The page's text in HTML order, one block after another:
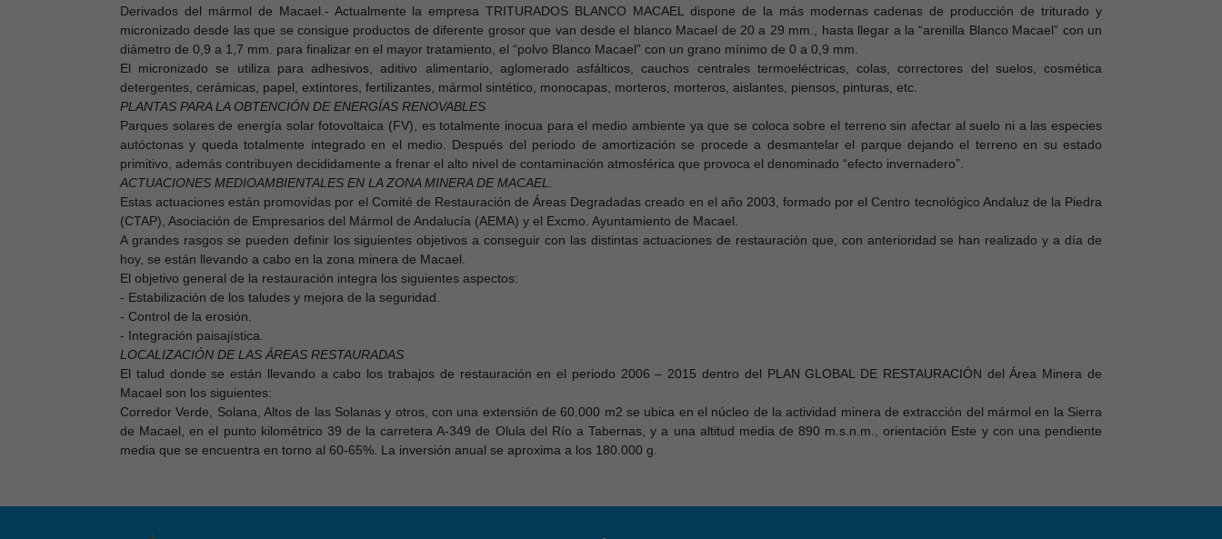
Derivados del mármol de Macael.- Actualmente la empresa TRITURADOS BLANCO MACAEL dispone de la más modernas cadenas de producción de triturado y
micronizado desde las que se consigue productos de diferente grosor que van desde el blanco Macael de 20 a 29 mm., hasta llegar a la “arenilla Blanco Macael” con un
diámetro de 0,9 a 1,7 mm. para finalizar en el mayor tratamiento, el “polvo Blanco Macael” con un grano mínimo de 0 a 0,9 mm.
El micronizado se utiliza para adhesivos, aditivo alimentario, aglomerado asfálticos, cauchos centrales termoeléctricas, colas, correctores del suelos, cosmética
detergentes, cerámicas, papel, extintores, fertilizantes, mármol sintético, monocapas, morteros, morteros, aislantes, piensos, pinturas, etc.
PLANTAS PARA LA OBTENCIÓN DE ENERGÍAS RENOVABLES
Parques solares de energía solar fotovoltaica (FV), es totalmente inocua para el medio ambiente ya que se coloca sobre el terreno sin afectar al suelo ni a las especies
autóctonas y queda totalmente integrado en el medio. Después del periodo de amortización se procede a desmantelar el parque dejando el terreno en su estado
primitivo, además contribuyen decididamente a frenar el alto nivel de contaminación atmosférica que provoca el denominado “efecto invernadero”.
ACTUACIONES MEDIOAMBIENTALES EN LA ZONA MINERA DE MACAEL.
Estas actuaciones están promovidas por el Comité de Restauración de Áreas Degradadas creado en el año 2003, formado por el Centro tecnológico Andaluz de la Piedra
(CTAP), Asociación de Empresarios del Mármol de Andalucía (AEMA) y el Excmo. Ayuntamiento de Macael.
A grandes rasgos se pueden definir los siguientes objetivos a conseguir con las distintas actuaciones de restauración que, con anterioridad se han realizado y a día de
hoy, se están llevando a cabo en la zona minera de Macael.
El objetivo general de la restauración integra los siguientes aspectos:
- Estabilización de los taludes y mejora de la seguridad.
- Control de la erosión.
- Integración paisajística.
LOCALIZACIÓN DE LAS ÁREAS RESTAURADAS
El talud donde se están llevando a cabo los trabajos de restauración en el periodo 2006 – 2015 dentro del PLAN GLOBAL DE RESTAURACIÓN del Área Minera de
Macael son los siguientes:
Corredor Verde, Solana, Altos de las Solanas y otros, con una extensión de 60.000 m2 se ubica en el núcleo de la actividad minera de extracción del mármol en la Sierra
de Macael, en el punto kilométrico 39 de la carretera A-349 de Olula del Río a Tabernas, y a una altitud media de 890 m.s.n.m., orientación Este y con una pendiente
media que se encuentra en torno al 60-65%. La inversión anual se aproxima a los 180.000 g.